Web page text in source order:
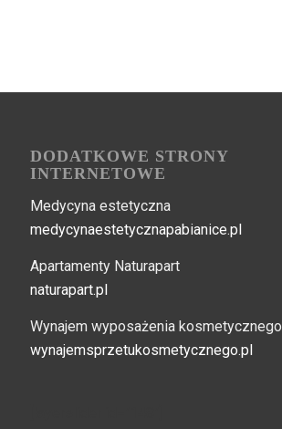
DODATKOWE STRONY
INTERNETOWE
Medycyna estetyczna
medycynaestetycznapabianice.pl
Apartamenty Naturapart
naturapart.pl
Wynajem wyposażenia kosmetycznego
wynajemsprzetukosmetycznego.pl